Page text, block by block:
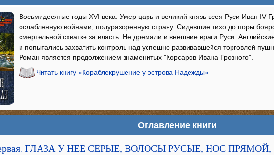
Восьмидесятые годы XVI века. Умер царь и великий князь всея Руси Иван IV
ослабленную войнами, полуразоренную страну. Сидевшие тихо до поры
смертельной схватке за власть. Не дремали и внешние враги Руси.
и попытались захватить контроль над успешно развивавшейся торговлей
Роман является продолжением знаменитых "Корсаров Ивана Грозного".
Читать книгу «Кораблекрушение у острова Надежды»
Оглавление книги
ГЛАЗА У НЕЕ СЕРЫЕ, ВОЛОСЫ РУСЫЕ, НОС